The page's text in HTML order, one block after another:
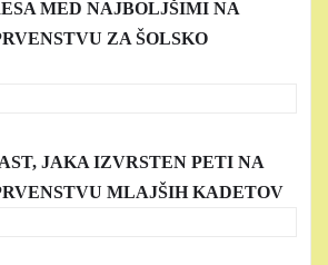
MED NAJBOLJŠIMI NA
ZA ŠOLSKO
JAKA IZVRSTEN PETI NA
MLAJŠIH KADETOV